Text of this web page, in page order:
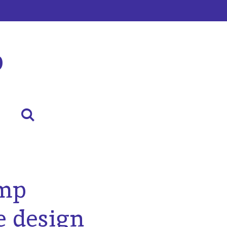
design